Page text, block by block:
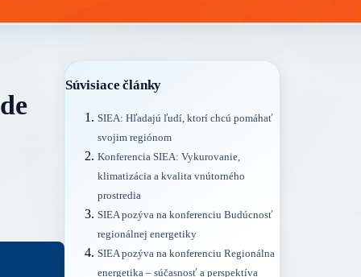
Súvisiace články
SIEA: Hľadajú ľudí, ktorí chcú pomáhať
svojim regiónom
Konferencia SIEA: Vykurovanie,
klimatizácia a kvalita vnútorného
prostredia
SIEA pozýva na konferenciu Budúcnosť
regionálnej energetiky
SIEA pozýva na konferenciu Regionálna
energetika – súčasnosť a perspektíva